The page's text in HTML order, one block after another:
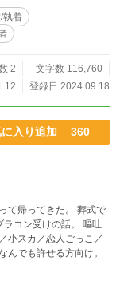
♡ ■表紙イラ
いただきました。保存
先→アルファポリス
執着
2
文字数 116,760
登録日 2024.09.18
入り追加 360
て帰ってきた。 葬式で
コン受けの話。 嘔吐
小スカ／恋人ごっこ／
んでも許せる方向け。